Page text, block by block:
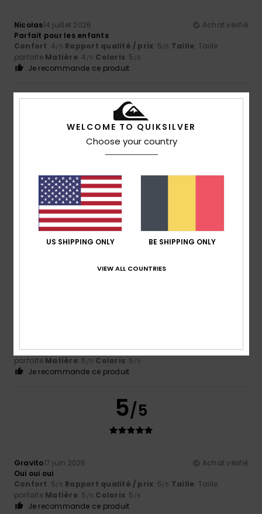
Nicolas14 juillet 2026
Achat vérifié
Parfait pour les enfants
Confort: 4/5 Rapport qualité / prix: 5/5 Taille: Taille
parfaite Matière: 4 /5 Coloris: 5 /5
Je recommande ce produit
5/5
Afficher original - Castellano
Confort: 5/5 Rapport qualité / prix
parfaiteMatière: 5/5 Coloris
Je recommande ce produit
Confort: 5/5 Rapport qualité / prix: 4/5 Taille: Taille
parfaite Matière: 5 /5 Coloris: 5 /5
Je recommande ce produit
5/5
Gravito17 juin 2026
Achat vérifié
Oui oui oui
Confort: 5/5 Rapport qualité / prix: 5/5 Taille: Taille
parfaite Matière: 5 /5 Coloris: 5 /5
Je recommande ce produit
WELCOME TO QUIKSILVER
Choose your country
US SHIPPING ONLY BE SHIPPING ONLY
VIEW ALL COUNTRIES